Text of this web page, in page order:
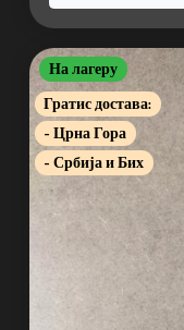
На лагеру
Гратис достава:
- Црна Гора
- Србија и Бих